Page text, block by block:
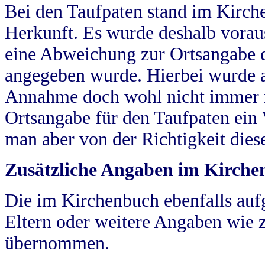
Bei den Taufpaten stand im
Herkunft. Es wurde deshalb
eine Abweichung zur
angegeben wurde. Hierbei wurde
Annahme doch wohl nicht
Ortsangabe für den Taufpaten
man aber von der Richtigkeit
Zusätzliche Angaben im
Die im Kirchenbuch ebenfalls
Eltern oder weitere Angaben wie
übernommen.